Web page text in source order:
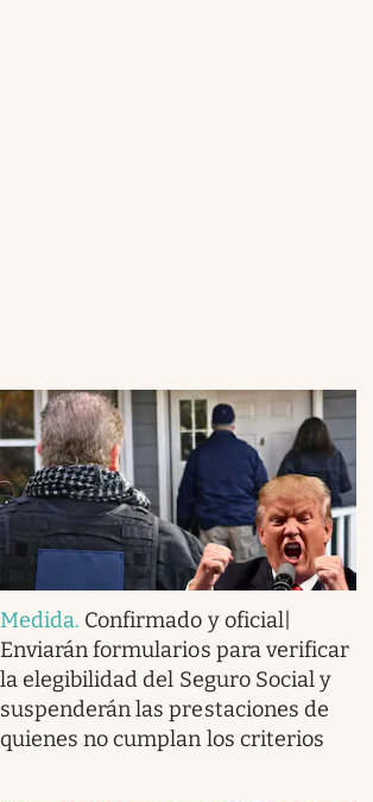
Medida. Confirmado y oficial|
Enviarán formularios para verificar
la elegibilidad del Seguro Social y
suspenderán las prestaciones de
quienes no cumplan los criterios